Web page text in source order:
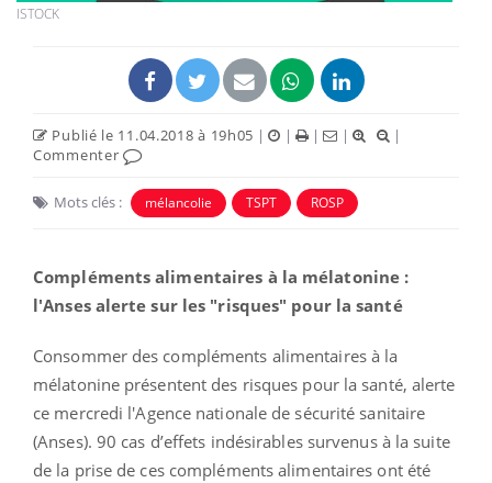
ISTOCK
Publié le 11.04.2018 à 19h05 | | | |
|
Commenter
Mots clés : mélancolie TSPT ROSP
Compléments alimentaires à la mélatonine :
l'Anses alerte sur les "risques" pour la santé
Consommer des compléments alimentaires à la
mélatonine présentent des risques pour la santé, alerte
ce mercredi l'Agence nationale de sécurité sanitaire
(Anses). 90 cas d’effets indésirables survenus à la suite
de la prise de ces compléments alimentaires ont été